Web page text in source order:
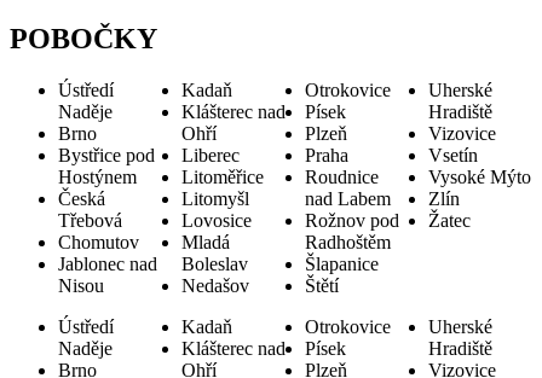
POBOČKY
Ústředí
Naděje
Brno
Bystřice pod
Hostýnem
Česká
Třebová
Chomutov
Jablonec nad
Nisou
Kadaň
Klášterec nad
Ohří
Liberec
Litoměřice
Litomyšl
Lovosice
Mladá
Boleslav
Nedašov
Otrokovice
Písek
Plzeň
Praha
Roudnice
nad Labem
Rožnov pod
Radhoštěm
Šlapanice
Štětí
Uherské
Hradiště
Vizovice
Vsetín
Vysoké Mýto
Zlín
Žatec
Ústředí
Naděje
Brno
Kadaň
Klášterec nad
Ohří
Otrokovice
Písek
Plzeň
Uherské
Hradiště
Vizovice